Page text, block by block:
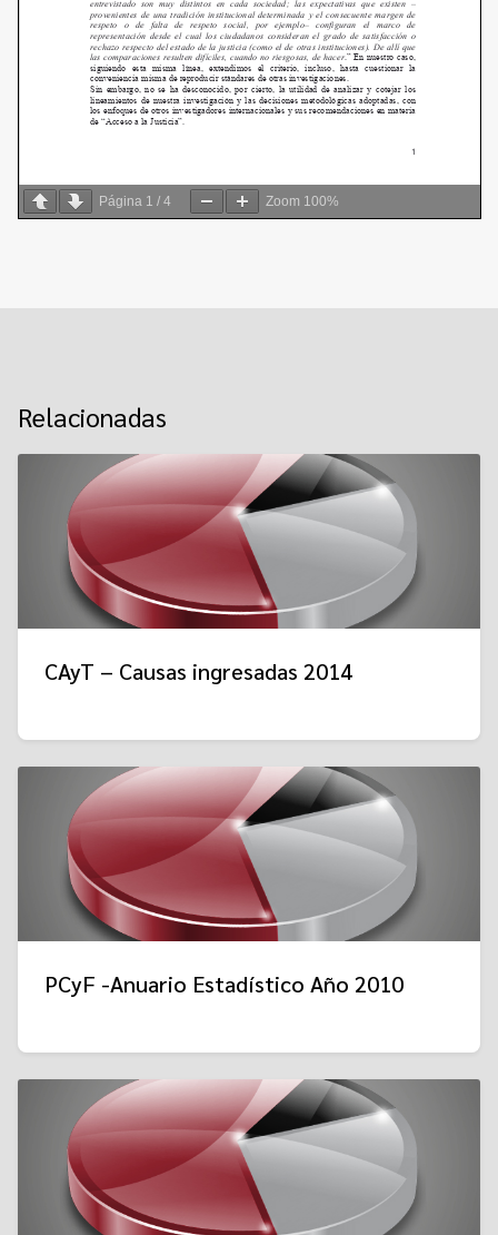
Página 1 / 4 Zoom 100%
Relacionadas
CAyT – Causas ingresadas 2014
PCyF -Anuario Estadístico Año 2010